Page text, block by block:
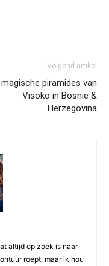
Volgend artikel
magische piramides van
Visoko in Bosnië &
Herzegovina
altijd op zoek is naar
roept, maar ik hou